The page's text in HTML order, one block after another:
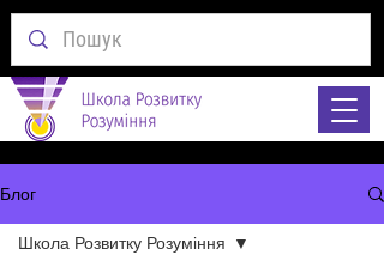
Блог
Школа Розвитку Розуміння